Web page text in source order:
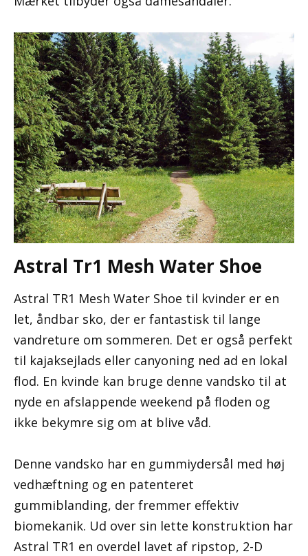
Astral Tr1 Mesh Water Shoe
Astral TR1 Mesh Water Shoe til kvinder er en
let, åndbar sko, der er fantastisk til lange
vandreture om sommeren. Det er også perfekt
til kajaksejlads eller canyoning ned ad en lokal
flod. En kvinde kan bruge denne vandsko til at
nyde en afslappende weekend på floden og
ikke bekymre sig om at blive våd.
Denne vandsko har en gummiydersål med høj
vedhæftning og en patenteret
gummiblanding, der fremmer effektiv
biomekanik. Ud over sin lette konstruktion har
Astral TR1 en overdel lavet af ripstop, 2-D